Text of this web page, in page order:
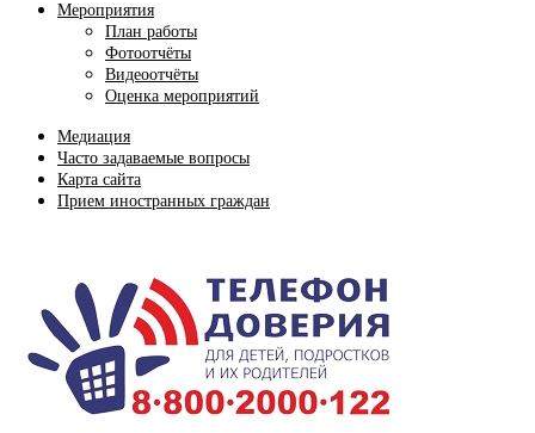
Мероприятия
План работы
Фотоотчёты
Видеоотчёты
Оценка мероприятий
Медиация
Часто задаваемые вопросы
Карта сайта
Прием иностранных граждан